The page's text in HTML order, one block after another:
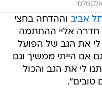
אביב וההדחה בחצי
חדרה אליי ההחתמה
את הגב של הפועל
אם הייתי ממשיך וגם
לי את הגב והכול
טובים".